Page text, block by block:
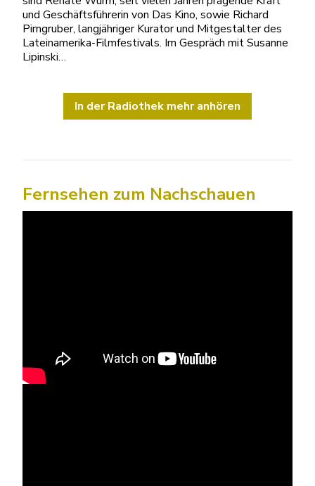
und Geschäftsführerin von Das Kino, sowie Richard
Pirngruber, langjähriger Kurator und Mitgestalter des
Lateinamerika-Filmfestivals. Im Gespräch mit Susanne
Lipinski…
In der Radiothek mehr anhören
Fernsehen zum Nachschauen